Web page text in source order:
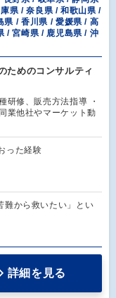
県 / 奈良県 / 和歌山県 /
県 / 香川県 / 愛媛県 / 高
/ 宮崎県 / 鹿児島県 / 沖
ためのコンサルティ
研修、販売方法指導 ・
業他社やマーケット動
った経験
難から救いたい」とい
詳細を見る